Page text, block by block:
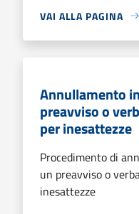
VAI ALLA PAGINA
Annullamento
preavviso o
per inesattezze
Procedimento di
un preavviso o
inesattezze